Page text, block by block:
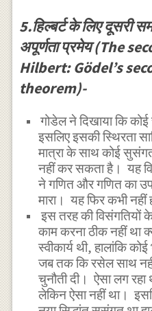
5.हिल्बर्ट के लिए दूसरी
अपूर्णता प्रमेय (The
Hilbert: Gödel’s
theorem)-
गोडेल ने दिखाया कि
इसलिए इसकी स्थिरता
मात्रा के साथ कोई
नहीं कर सकता है। यह
ने गणित और गणित का
मारा। यह फिर कभी
इस तरह की विसंगतियों
काम करना ठीक नहीं था
स्वीकार्य थी, हालांकि
जब तक कि रसेल साथ
चुनौती दी। ऐसा लग
लेकिन ऐसा नहीं था।